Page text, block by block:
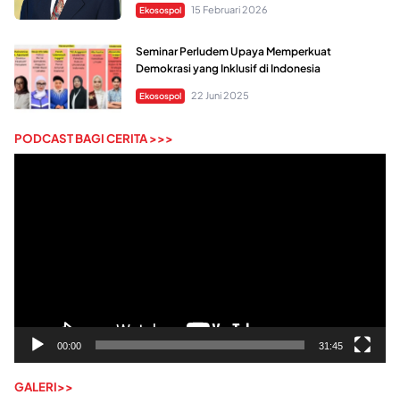
Ekosospol 15 Februari 2026
Seminar Perludem Upaya Memperkuat
Demokrasi yang Inklusif di Indonesia
Ekosospol 22 Juni 2025
PODCAST BAGI CERITA >>>
00:00 31:45
GALERI>>